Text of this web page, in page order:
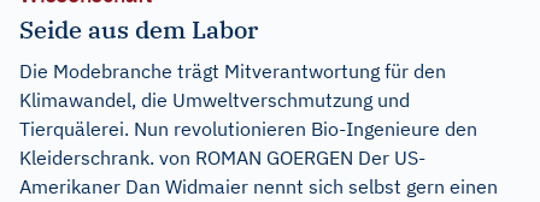
Seide aus dem Labor
Die Modebranche trägt Mitverantwortung für den
Klimawandel, die Umweltverschmutzung und
Tierquälerei. Nun revolutionieren Bio-Ingenieure den
Kleiderschrank. von ROMAN GOERGEN Der US-
Amerikaner Dan Widmaier nennt sich selbst gern einen